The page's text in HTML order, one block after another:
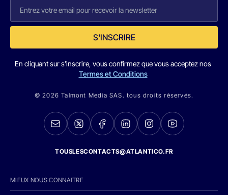
S'INSCRIRE
En cliquant sur s'inscrire, vous confirmez que vous acceptez nos
Termes et Conditions
© 2026 Talmont Media SAS. tous droits réservés.
TOUSLESCONTACTS@ATLANTICO.FR
MIEUX NOUS CONNAITRE